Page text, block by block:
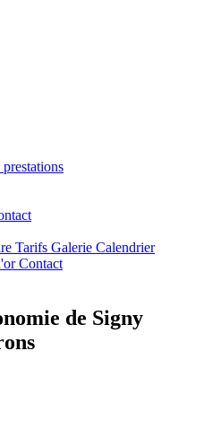
Tarifs Galerie Calendrier
Contact
de Signy